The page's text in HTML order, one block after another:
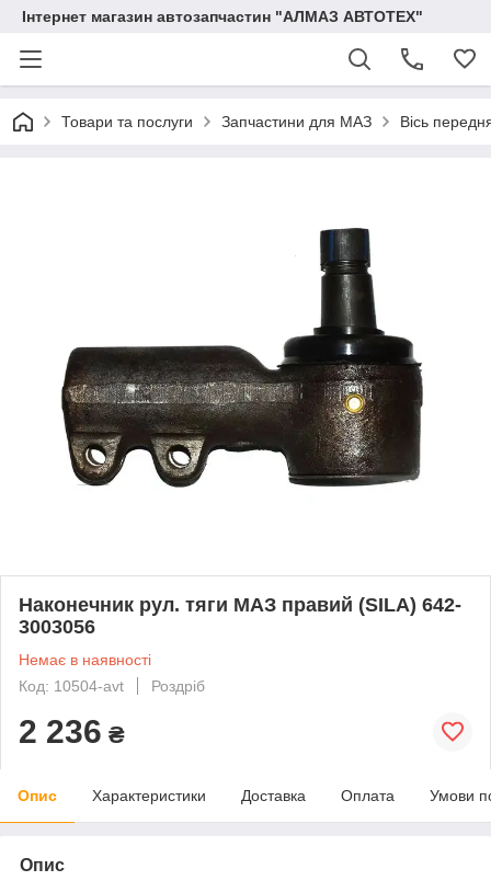
Інтернет магазин автозапчастин "АЛМАЗ АВТОТЕХ"
Товари та послуги Запчастини для МАЗ Вісь
Наконечник рул. тяги МАЗ правий (SILA) 642-
3003056
Немає в наявності
Код: 10504-avt
Роздріб
2 236 ₴
Опис Характеристики Доставка Оплата Умови
Опис